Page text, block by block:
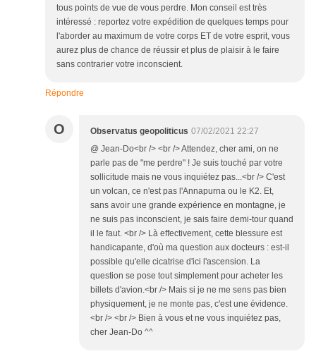
tous points de vue de vous perdre. Mon conseil est très
intéressé : reportez votre expédition de quelques temps pour
l'aborder au maximum de votre corps ET de votre esprit, vous
aurez plus de chance de réussir et plus de plaisir à le faire
sans contrarier votre inconscient.
Répondre
O Observatus geopoliticus 07/02/2021 22:27
@ Jean-Do<br /> <br /> Attendez, cher ami, on ne
parle pas de "me perdre" ! Je suis touché par votre
sollicitude mais ne vous inquiétez pas...<br /> C'est
un volcan, ce n'est pas l'Annapurna ou le K2. Et,
sans avoir une grande expérience en montagne, je
ne suis pas inconscient, je sais faire demi-tour quand
il le faut. <br /> Là effectivement, cette blessure est
handicapante, d'où ma question aux docteurs : est-il
possible qu'elle cicatrise d'ici l'ascension. La
question se pose tout simplement pour acheter les
billets d'avion.<br /> Mais si je ne me sens pas bien
physiquement, je ne monte pas, c'est une évidence.
<br /> <br /> Bien à vous et ne vous inquiétez pas,
cher Jean-Do ^^